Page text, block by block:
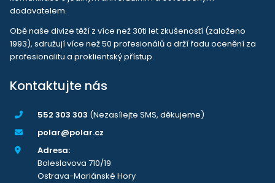
dodavatelem.
Obě naše divize těží z více než 30ti let zkušeností (založeno
1993), sdružují více než 50 profesionálů a drží řadu ocenění za
profesionalitu a proklientský přístup.
Kontaktujte nás
552 303 303 (Nezasílejte SMS, děkujeme)
polar@polar.cz
Adresa:
Boleslavova 710/19
Ostrava-Mariánské Hory